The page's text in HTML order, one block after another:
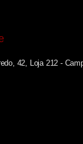
42, Loja 212 -